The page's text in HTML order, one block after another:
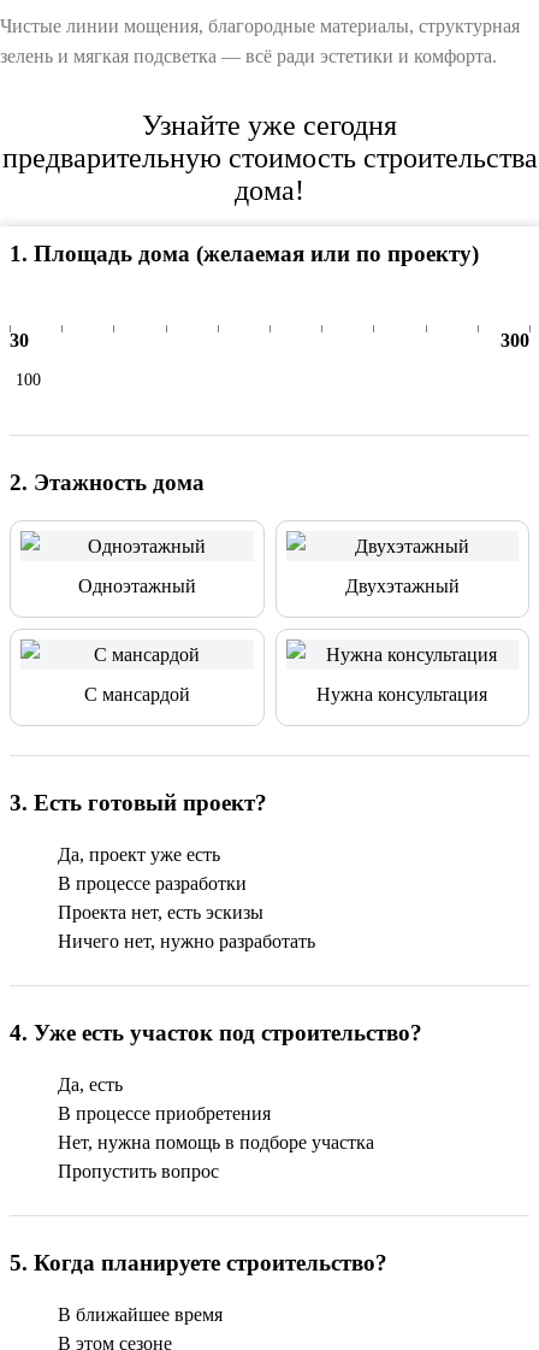
Чистые линии мощения, благородные материалы, структурная
зелень и мягкая подсветка — всё ради эстетики и комфорта.
Узнайте уже сегодня
предварительную стоимость строительства
дома!
1. Площадь дома (желаемая или по проекту)
30 300
2. Этажность дома
Одноэтажный Двухэтажный
С мансардой Нужна консультация
3. Есть готовый проект?
Да, проект уже есть
В процессе разработки
Проекта нет, есть эскизы
Ничего нет, нужно разработать
4. Уже есть участок под строительство?
Да, есть
В процессе приобретения
Нет, нужна помощь в подборе участка
Пропустить вопрос
5. Когда планируете строительство?
В ближайшее время
В этом сезоне